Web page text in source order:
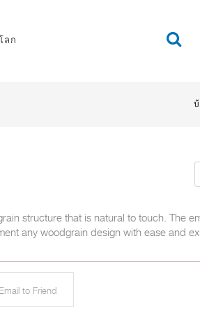
ลก
structure that is natural to touch. The
any woodgrain design with ease and
to Friend